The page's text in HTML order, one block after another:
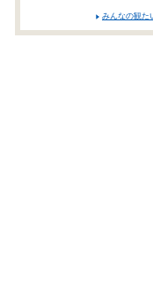
みんなの観た